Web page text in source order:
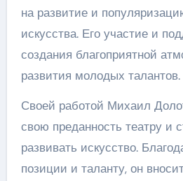
на развитие и
искусства. Его участие и
создания благоприятной
развития молодых талантов.
Своей работой Михаил
свою преданность театру и
развивать искусство.
позиции и таланту, он